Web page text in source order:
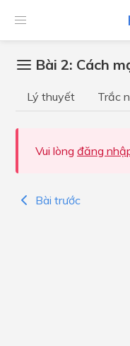
Bài 2: Cách
Lý thuyết Trắc
Vui lòng đăng
Bài trước